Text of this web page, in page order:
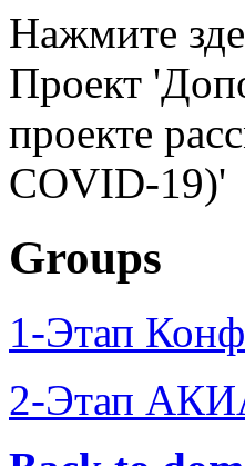
Нажмите
Проект
проекте
COVID-19)'
Groups
1-Этап
2-Этап